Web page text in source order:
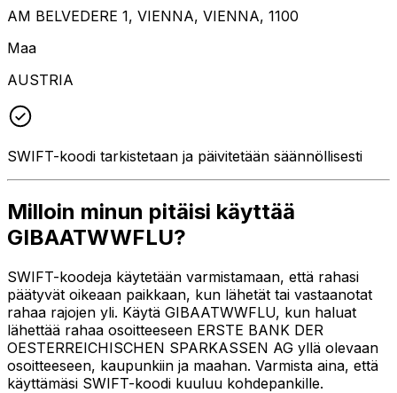
AM BELVEDERE 1, VIENNA, VIENNA, 1100
Maa
AUSTRIA
SWIFT-koodi tarkistetaan ja päivitetään säännöllisesti
Milloin minun pitäisi käyttää
GIBAATWWFLU?
SWIFT-koodeja käytetään varmistamaan, että rahasi
päätyvät oikeaan paikkaan, kun lähetät tai vastaanotat
rahaa rajojen yli. Käytä GIBAATWWFLU, kun haluat
lähettää rahaa osoitteeseen ERSTE BANK DER
OESTERREICHISCHEN SPARKASSEN AG yllä olevaan
osoitteeseen, kaupunkiin ja maahan. Varmista aina, että
käyttämäsi SWIFT-koodi kuuluu kohdepankille.